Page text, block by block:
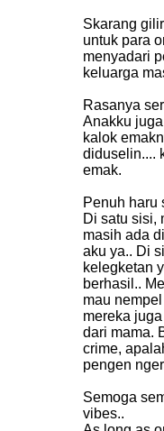
Skarang
untuk para
menyadari
keluarga
Rasanya
Anakku
kalok
diduselin....
emak.
Penuh haru
Di satu sisi,
masih ada
aku ya.. Di
kelegketan
berhasil..
mau
mereka
dari mama.
crime,
pengen
Semoga
vibes..